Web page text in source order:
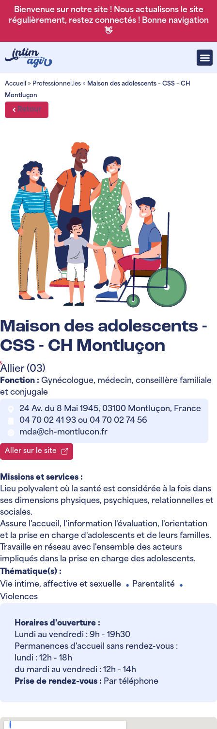
Bienvenue sur notre site ! Nous actualisons le site
régulièrement, restez connectés ! Bonne navigation
👋
Accueil » Professionnel.les » Maison des adolescents – CSS – CH
Montluçon
Retour
Maison des adolescents -
CSS - CH Montluçon
Allier (03)
Fonction : Gynécologue, médecin, conseillère familiale
et conjugale
24 Av. du 8 Mai 1945, 03100 Montluçon, France
04 70 02 41 93 ou 04 70 02 74 56
mda@ch-montlucon.fr
Aller sur le site
Missions et services :
Lieu polyvalent où la santé est considérée à la fois dans
ses dimensions physiques, psychiques, relationnelles et
sociales.
Assure l'accueil, l'information l'évaluation, l'orientation
et la prise en charge d'adolescents et de leurs familles.
Travaille en réseau avec l'ensemble des acteurs
impliqués dans la prise en charge des adolescents.
Thématique(s) :
Vie intime, affective et sexuelle
● Parentalité ●
Violences
Horaires d'ouverture :
Lundi au vendredi : 9h - 19h30
Permanences d'accueil sans rendez-vous :
lundi : 12h - 18h
du mardi au vendredi : 12h - 14h
Prise de rendez-vous : Par téléphone